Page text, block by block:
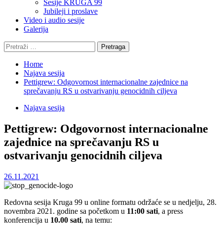
Sesije KRUGA 99
Jubileji i proslave
Video i audio sesije
Galerija
Pretraga:
Home
Najava sesija
Pettigrew: Odgovornost internacionalne zajednice na
sprečavanju RS u ostvarivanju genocidnih ciljeva
Najava sesija
Pettigrew: Odgovornost internacionalne
zajednice na sprečavanju RS u
ostvarivanju genocidnih ciljeva
26.11.2021
Redovna sesija Kruga 99 u online formatu održaće se u nedjelju, 28.
novembra 2021. godine sa početkom u 11:00 sati, a press
konferencija u 10.00 sati, na temu: